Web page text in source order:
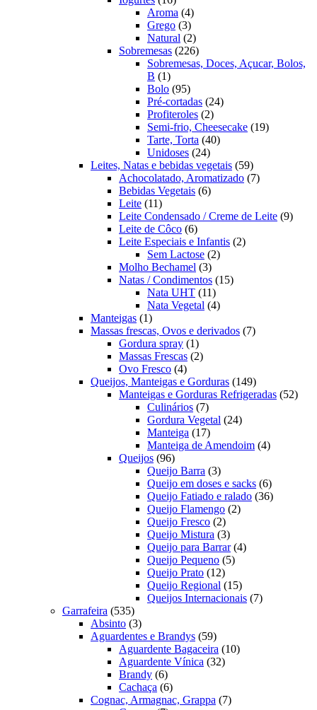
produtos
Aroma 44
produtos
Grego 33
produtos
Natural 22
produtos
Sobremesas 226226
produtos
Sobremesas, Doces, Açucar, Bolos,
B
11
produto
Bolo 9595
produtos
Pré-cortadas 2424
Profiteroles 22
produtos
Semi-frio, Cheesecake 1919
Tarte, Torta 4040
Unidoses 2424
produtos
Leites, Natas e bebidas vegetais 5959
produtos
Achocolatado, Aromatizado 77
Bebidas Vegetais 66
Leite 1111
produtos
Leite Condensado / Creme de Leite 99
Leite de Côco 66
produtos
Leite Especiais e Infantis 22
Sem Lactose 22
Molho Bechamel 33
produtos
Natas / Condimentos 1515
Nata UHT 1111
produtos
Nata Vegetal 44
Manteigas 11
produto
Massas frescas, Ovos e derivados 77
Gordura spray 11
produto
Massas Frescas 22
Ovo Fresco 44
produtos
Queijos, Manteigas e Gorduras 149149
produtos
Manteigas e Gorduras Refrigeradas 5252
Culinários 77
produtos
Gordura Vegetal 2424
Manteiga 1717
produtos
Manteiga de Amendoim 44
Queijos 9696
produtos
Queijo Barra 33
produtos
Queijo em doses e sacks 66
produtos
Queijo Fatiado e ralado 3636
Queijo Flamengo 22
Queijo Fresco 22
produtos
Queijo Mistura 33
produtos
Queijo para Barrar 44
Queijo Pequeno 55
Queijo Prato 1212
produtos
Queijo Regional 1515
produtos
Queijos Internacionais 77
Garrafeira 535535
produtos
Absinto 33
produtos
Aguardentes e Brandys 5959
produtos
Aguardente Bagaceira 1010
Aguardente Vínica 3232
Brandy 66
produtos
Cachaça 66
produtos
Cognac, Armagnac, Grappa 77